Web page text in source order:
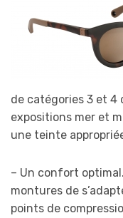
de catégories 3 et 4
expositions mer et
une teinte
– Un confort
montures de
points de